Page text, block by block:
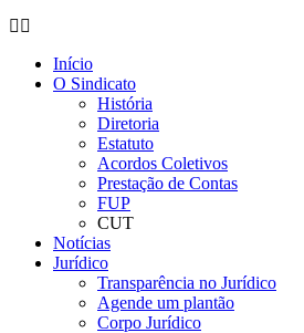
Início
O Sindicato
História
Diretoria
Estatuto
Acordos Coletivos
Prestação de Contas
FUP
CUT
Notícias
Jurídico
Transparência no Jurídico
Agende um plantão
Corpo Jurídico